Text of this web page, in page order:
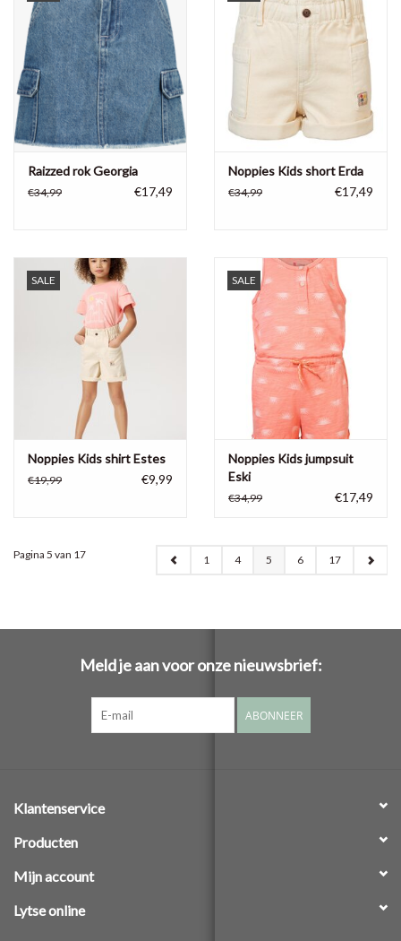
Raizzed rok Georgia
€34,99 €17,49
Noppies Kids short Erda
€34,99 €17,49
SALE
Noppies Kids shirt Estes
€19,99 €9,99
SALE
Noppies Kids jumpsuit
Eski
€34,99 €17,49
Pagina 5 van 17 1 4 5 6 17
Meld je aan voor onze nieuwsbrief:
ABONNEER
Klantenservice
Producten
Mijn account
Lytse online